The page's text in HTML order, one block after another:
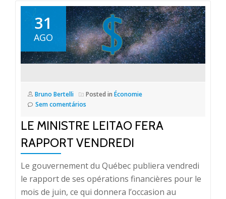
31
AGO
Bruno Bertelli Posted in Économie
Sem comentários
LE MINISTRE LEITAO FERA
RAPPORT VENDREDI
Le gouvernement du Québec publiera vendredi
le rapport de ses opérations financières pour le
mois de juin, ce qui donnera l’occasion au